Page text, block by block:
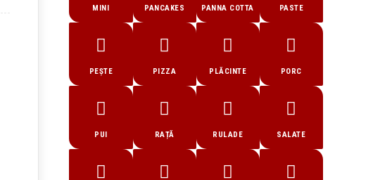
MINI PANCAKES PANNA COTTA PASTE
PEȘTE PIZZA PLĂCINTE PORC
PUI RAȚĂ RULADE SALATE